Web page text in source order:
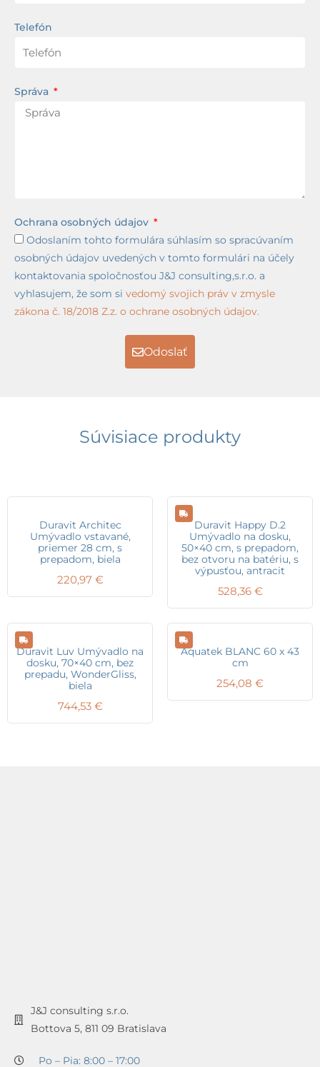
Telefón
Správa
Ochrana osobných údajov
Odoslaním tohto formulára súhlasím so spracúvaním
osobných údajov uvedených v tomto formulári na účely
kontaktovania spoločnosťou J&J consulting,s.r.o. a
vyhlasujem, že som si vedomý svojich práv v zmysle
zákona č. 18/2018 Z.z. o ochrane osobných údajov.
Odoslať
Súvisiace produkty
Duravit Architec
Umývadlo vstavané,
priemer 28 cm, s
prepadom, biela
220,97 €
Duravit Happy D.2
Umývadlo na dosku,
50×40 cm, s prepadom,
bez otvoru na batériu, s
výpusťou, antracit
528,36 €
Duravit Luv Umývadlo na
dosku, 70×40 cm, bez
prepadu, WonderGliss,
biela
744,53 €
Aquatek BLANC 60 x 43
cm
254,08 €
J&J consulting s.r.o.
Bottova 5, 811 09 Bratislava
Po – Pia: 8:00 – 17:00